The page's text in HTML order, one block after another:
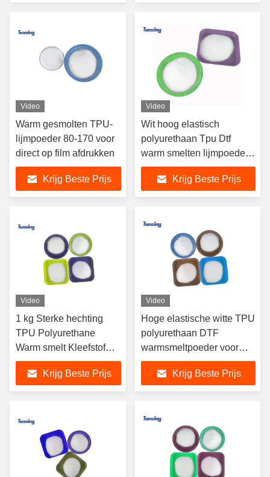
Video
Warm gesmolten TPU-
lijmpoeder 80-170 voor
direct op film afdrukken
Krijg Beste Prijs
Video
Wit hoog elastisch
polyurethaan Tpu Dtf
warm smelten lijmpoeder
voor Dtf progressie
Krijg Beste Prijs
Video
1 kg Sterke hechting
TPU Polyurethane
Warm smelt Kleefstof
poeder wit voor Dtf
progressKrijg Beste Prijs
Video
Hoge elastische witte TPU
polyurethaan DTF
warmsmeltpoeder voor
warmteoverdracht
Krijg Beste Prijs